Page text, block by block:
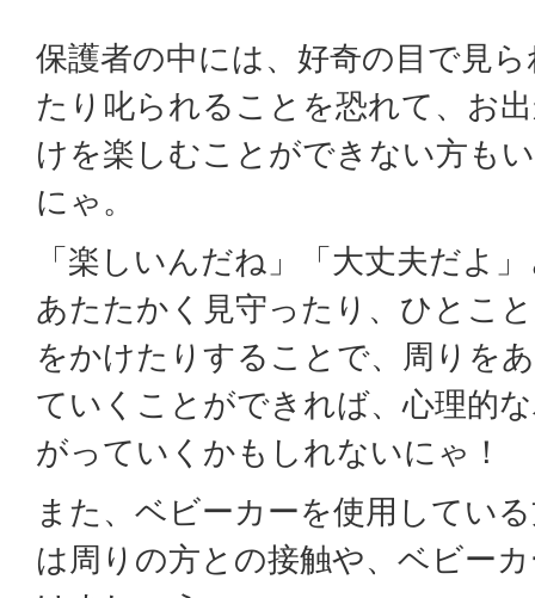
保護者の中には、好奇の目で見ら
たり叱られることを恐れて、お
けを楽しむことができない方も
にゃ。
「楽しいんだね」「大丈夫だよ
あたたかく見守ったり、ひとこ
をかけたりすることで、周りを
ていくことができれば、心理的
がっていくかもしれないにゃ！
また、ベビーカーを使用してい
は周りの方との接触や、ベビー